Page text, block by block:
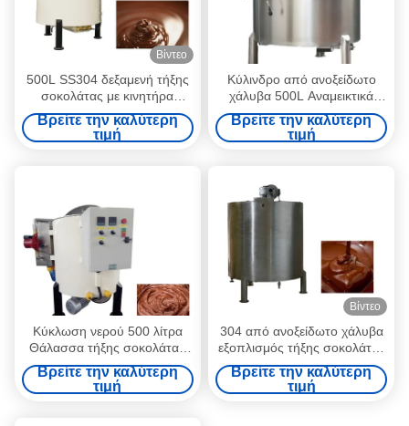
Βίντεο
500L SS304 δεξαμενή τήξης
σοκολάτας με κινητήρα
1,1KW
Βρείτε την καλύτερη
τιμή
Κύλινδρο από ανοξείδωτο
χάλυβα 500L Αναμεικτικά
δεξαμενή τήξης σοκολάτας
Βρείτε την καλύτερη
τιμή
Κύκλωση νερού 500 λίτρα
Θάλασσα τήξης σοκολάτας
με ανακατευτήρα
Βρείτε την καλύτερη
τιμή
Βίντεο
304 από ανοξείδωτο χάλυβα
εξοπλισμός τήξης σοκολάτας
515kg
Βρείτε την καλύτερη
τιμή